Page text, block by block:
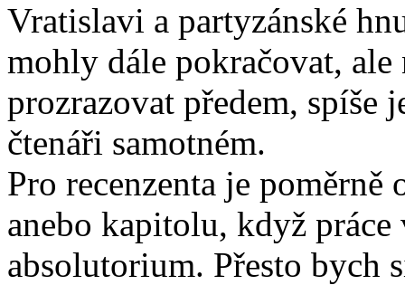
Vratislavi a partyzánské
mohly dále pokračovat, ale
prozrazovat předem, spíše
čtenáři samotném.
Pro recenzenta je
anebo kapitolu, když
absolutorium. Přesto bych